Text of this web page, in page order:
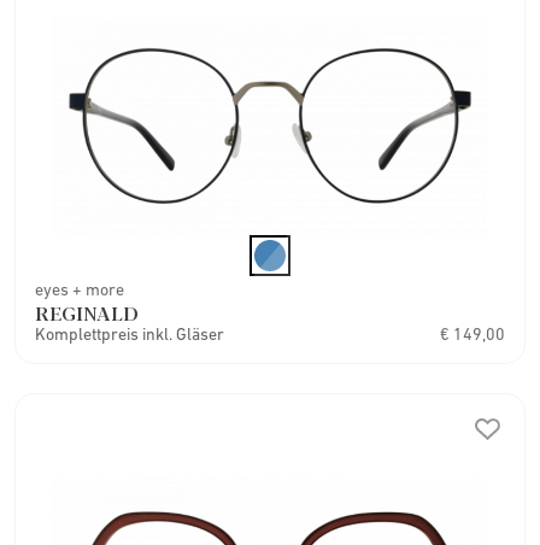
eyes + more
REGINALD
Komplettpreis inkl. Gläser € 149,00